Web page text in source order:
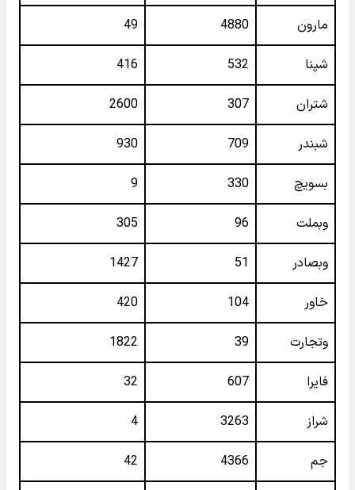
مارون 4880
49
شپنا 532
416
شتران 307
2600
شبندر 709
930
بسویچ 330
9
وبملت 96
305
وبصادر 51
1427
خاور 104
420
وتجارت 39
1822
فایرا 607
32
شراز 3263
4
جم 4366
42